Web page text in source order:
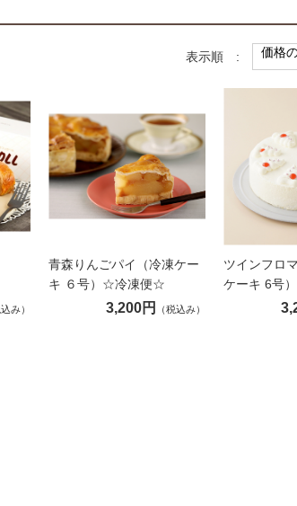
表示順 :
込み）
青森りんごパイ（冷凍ケー
キ ６号）☆冷凍便☆
3,200円 （税込み）
ツインフロ
ケーキ 6号